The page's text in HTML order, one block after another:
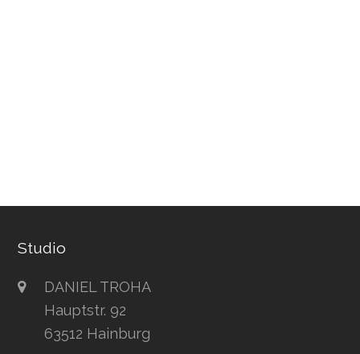
Studio
DANIEL TROHA
Hauptstr. 92
63512 Hainburg